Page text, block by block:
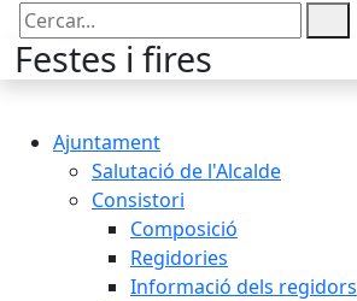
Cercar:
Festes i fires
Ajuntament
Salutació de l'Alcalde
Consistori
Composició
Regidories
Informació dels regidors